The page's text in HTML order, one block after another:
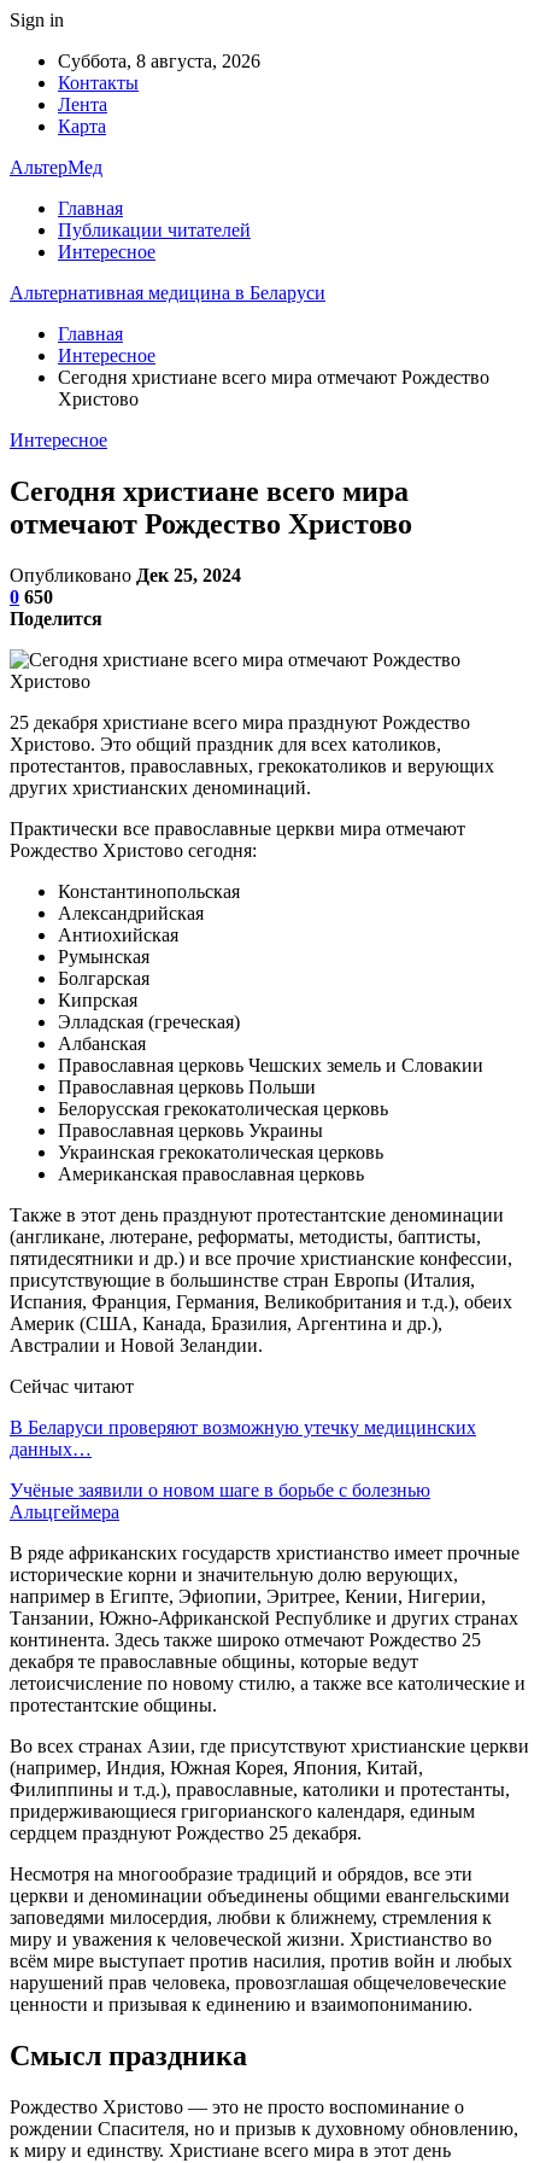
Sign in
Суббота, 8 августа, 2026
Контакты
Лента
Карта
АльтерМед
Главная
Публикации читателей
Интересное
Альтернативная медицина в Беларуси
Главная
Интересное
Сегодня христиане всего мира отмечают Рождество
Христово
Интересное
Сегодня христиане всего мира
отмечают Рождество Христово
Опубликовано Дек 25, 2024
0 650
Поделится
25 декабря христиане всего мира празднуют Рождество
Христово. Это общий праздник для всех католиков,
протестантов, православных, грекокатоликов и верующих
других христианских деноминаций.
Практически все православные церкви мира отмечают
Рождество Христово сегодня:
Константинопольская
Александрийская
Антиохийская
Румынская
Болгарская
Кипрская
Элладская (греческая)
Албанская
Православная церковь Чешских земель и Словакии
Православная церковь Польши
Белорусская грекокатолическая церковь
Православная церковь Украины
Украинская грекокатолическая церковь
Американская православная церковь
Также в этот день празднуют протестантские деноминации
(англикане, лютеране, реформаты, методисты, баптисты,
пятидесятники и др.) и все прочие христианские конфессии,
присутствующие в большинстве стран Европы (Италия,
Испания, Франция, Германия, Великобритания и т.д.), обеих
Америк (США, Канада, Бразилия, Аргентина и др.),
Австралии и Новой Зеландии.
Сейчас читают
В Беларуси проверяют возможную утечку медицинских
данных…
Учёные заявили о новом шаге в борьбе с болезнью
Альцгеймера
В ряде африканских государств христианство имеет прочные
исторические корни и значительную долю верующих,
например в Египте, Эфиопии, Эритрее, Кении, Нигерии,
Танзании, Южно-Африканской Республике и других странах
континента. Здесь также широко отмечают Рождество 25
декабря те православные общины, которые ведут
летоисчисление по новому стилю, а также все католические и
протестантские общины.
Во всех странах Азии, где присутствуют христианские церкви
(например, Индия, Южная Корея, Япония, Китай,
Филиппины и т.д.), православные, католики и протестанты,
придерживающиеся григорианского календаря, единым
сердцем празднуют Рождество 25 декабря.
Несмотря на многообразие традиций и обрядов, все эти
церкви и деноминации объединены общими евангельскими
заповедями милосердия, любви к ближнему, стремления к
миру и уважения к человеческой жизни. Христианство во
всём мире выступает против насилия, против войн и любых
нарушений прав человека, провозглашая общечеловеческие
ценности и призывая к единению и взаимопониманию.
Смысл праздника
Рождество Христово — это не просто воспоминание о
рождении Спасителя, но и призыв к духовному обновлению,
к миру и единству. Христиане всего мира в этот день